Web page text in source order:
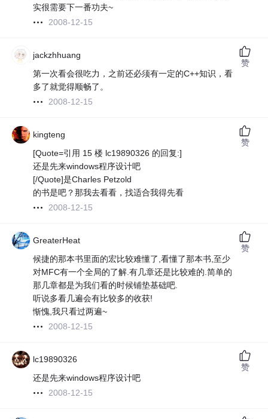
实很需要下一番功夫~
2008-12-15
jackzhhuang
第一次看会很吃力，之前还必须有一定的C++知识，看
多了就觉得顺畅了。
2008-12-15
赞
kingteng
[Quote=引用 15 楼 lc19890326 的回复:]
还是先来windows程序设计吧
[/Quote]是Charles Petzold
的书是吧？那我去看看，找适合我得先看
2008-12-15
赞
GreaterHeat
候捷的那本书里面的宏比较难懂了,看懂了那本书,至少
对MFC有一个全局的了解.有几章还是比较难的.简单的
那几章都是为我们看的时候铺垫基础吧.
听说多看几遍会有比较多的收获!
惭愧,我只看过两遍~
2008-12-15
赞
lc19890326
还是先来windows程序设计吧
2008-12-15
赞